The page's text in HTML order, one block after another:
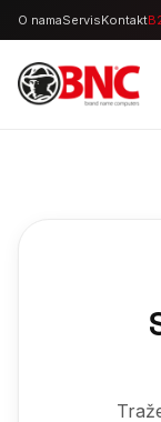
O namaServisKontakt